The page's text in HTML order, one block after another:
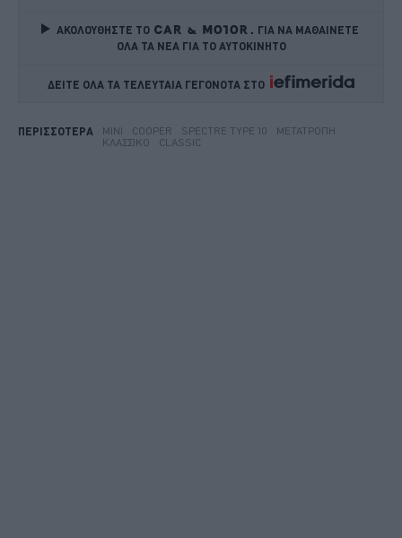
ΑΚΟΛΟΥΘΗΣΤΕ ΤΟ
ΓΙΑ ΝΑ ΜΑΘΑΙΝΕΤΕ
ΟΛΑ ΤΑ ΝΕΑ ΓΙΑ ΤΟ ΑΥΤΟΚΙΝΗΤΟ
ΔΕΙΤΕ ΟΛΑ ΤΑ ΤΕΛΕΥΤΑΙΑ ΓΕΓΟΝΟΤΑ ΣΤΟ
ΠΕΡΙΣΣΟΤΕΡΑ MINI COOPER SPECTRE TYPE 10
ΜΕΤΑΤΡΟΠΉ
ΚΛΑΣΣΙΚΌ
CLASSIC